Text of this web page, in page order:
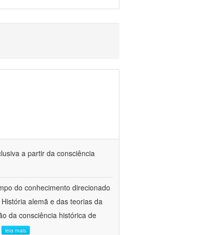
a partir da consciência
do conhecimento direcionado
alemã e das teorias da
da consciência histórica de
leia mais